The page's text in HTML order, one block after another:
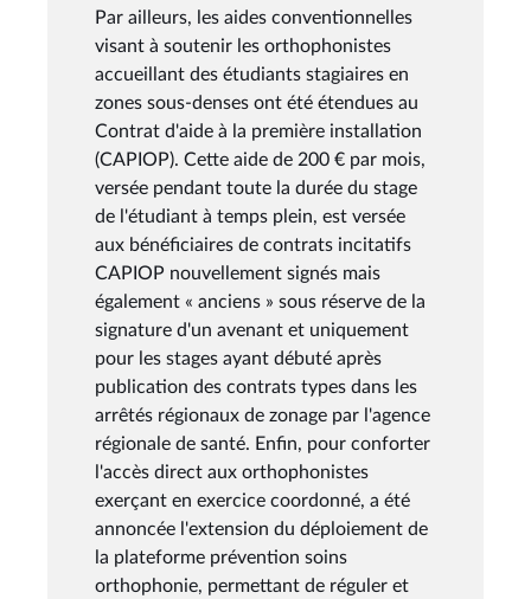
Par ailleurs, les aides conventionnelles
visant à soutenir les orthophonistes
accueillant des étudiants stagiaires en
zones sous-denses ont été étendues au
Contrat d'aide à la première installation
(CAPIOP). Cette aide de 200 € par mois,
versée pendant toute la durée du stage
de l'étudiant à temps plein, est versée
aux bénéficiaires de contrats incitatifs
CAPIOP nouvellement signés mais
également « anciens » sous réserve de la
signature d'un avenant et uniquement
pour les stages ayant débuté après
publication des contrats types dans les
arrêtés régionaux de zonage par l'agence
régionale de santé. Enfin, pour conforter
l'accès direct aux orthophonistes
exerçant en exercice coordonné, a été
annoncée l'extension du déploiement de
la plateforme prévention soins
orthophonie, permettant de réguler et